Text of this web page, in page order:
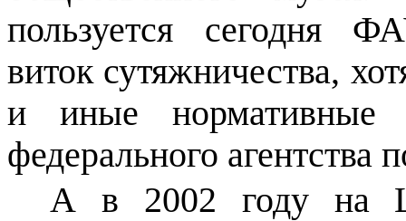
пользуется сегодня
виток сутяжничества,
и иные нормативные
федерального агентства
А в 2002 году на